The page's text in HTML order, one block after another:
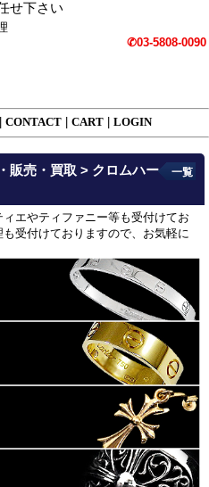
せ下さい
✆03-5808-0090
CONTACT CART LOGIN
販売・買取 > クロムハー
エやティファニー等も受付けてお
受付けておりますので、お気軽に
一覧